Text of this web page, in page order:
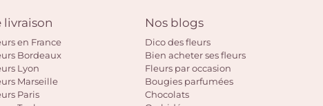
livraison
en France
Bordeaux
Lyon
Marseille
Paris
Nos blogs
Dico des fleurs
Bien acheter ses fleurs
Fleurs par occasion
Bougies parfumées
Chocolats